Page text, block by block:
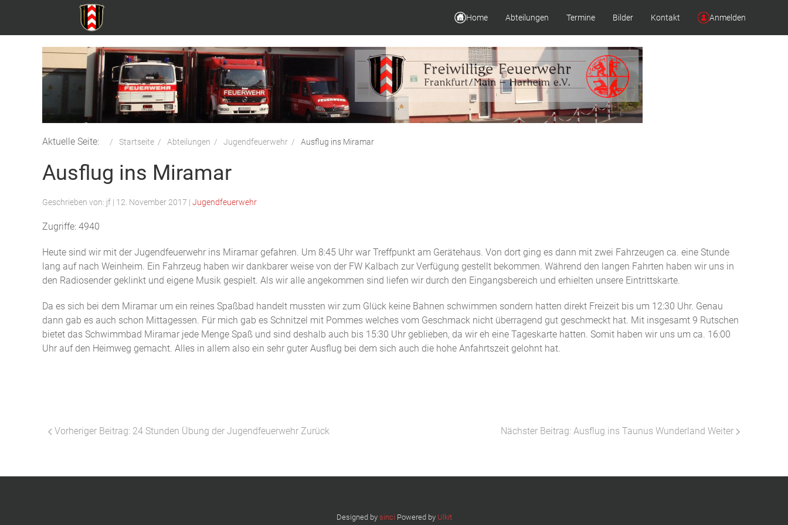
Home Abteilungen Termine Bilder Kontakt Anmelden
Aktuelle Seite: Startseite Abteilungen Jugendfeuerwehr Ausflug ins Miramar
Ausflug ins Miramar
Geschrieben von: jf | 12. November 2017 | Jugendfeuerwehr
Zugriffe: 4940
Heute sind wir mit der Jugendfeuerwehr ins Miramar gefahren. Um 8:45 Uhr war Treffpunkt am Gerätehaus. Von dort ging es dann mit zwei Fahrzeugen ca. eine Stunde
lang auf nach Weinheim. Ein Fahrzeug haben wir dankbarer weise von der FW Kalbach zur Verfügung gestellt bekommen. Während den langen Fahrten haben wir uns in
den Radiosender geklinkt und eigene Musik gespielt. Als wir alle angekommen sind liefen wir durch den Eingangsbereich und erhielten unsere Eintrittskarte.
Da es sich bei dem Miramar um ein reines Spaßbad handelt mussten wir zum Glück keine Bahnen schwimmen sondern hatten direkt Freizeit bis um 12:30 Uhr. Genau
dann gab es auch schon Mittagessen. Für mich gab es Schnitzel mit Pommes welches vom Geschmack nicht überragend gut geschmeckt hat. Mit insgesamt 9 Rutschen
bietet das Schwimmbad Miramar jede Menge Spaß und sind deshalb auch bis 15:30 Uhr geblieben, da wir eh eine Tageskarte hatten. Somit haben wir uns um ca. 16:00
Uhr auf den Heimweg gemacht. Alles in allem also ein sehr guter Ausflug bei dem sich auch die hohe Anfahrtszeit gelohnt hat.
Vorheriger Beitrag: 24 Stunden Übung der Jugendfeuerwehr Zurück Nächster Beitrag: Ausflug ins Taunus Wunderland Weiter
Designed by sinci Powered by Ulkit